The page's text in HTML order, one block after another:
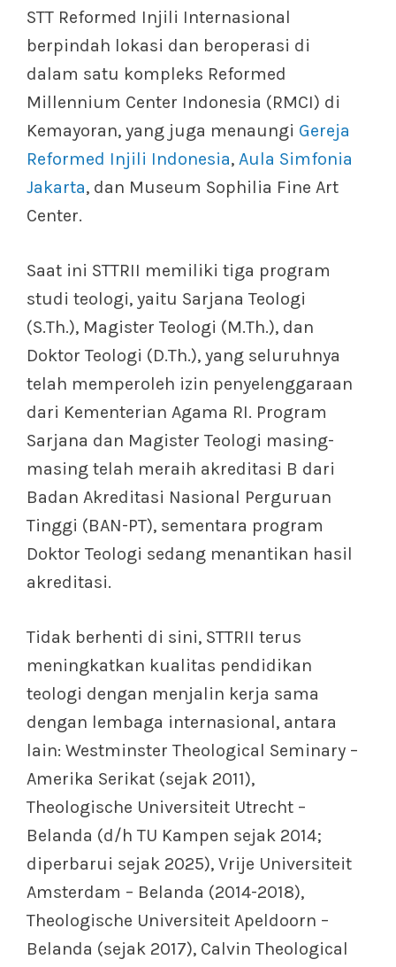
STT Reformed Injili Internasional
berpindah lokasi dan beroperasi di
dalam satu kompleks Reformed
Millennium Center Indonesia (RMCI) di
Kemayoran, yang juga menaungi Gereja
Reformed Injili Indonesia, Aula Simfonia
Jakarta, dan Museum Sophilia Fine Art
Center.
Saat ini STTRII memiliki tiga program
studi teologi, yaitu Sarjana Teologi
(S.Th.), Magister Teologi (M.Th.), dan
Doktor Teologi (D.Th.), yang seluruhnya
telah memperoleh izin penyelenggaraan
dari Kementerian Agama RI. Program
Sarjana dan Magister Teologi masing-
masing telah meraih akreditasi B dari
Badan Akreditasi Nasional Perguruan
Tinggi (BAN-PT), sementara program
Doktor Teologi sedang menantikan hasil
akreditasi.
Tidak berhenti di sini, STTRII terus
meningkatkan kualitas pendidikan
teologi dengan menjalin kerja sama
dengan lembaga internasional, antara
lain: Westminster Theological Seminary –
Amerika Serikat (sejak 2011),
Theologische Universiteit Utrecht –
Belanda (d/h TU Kampen sejak 2014;
diperbarui sejak 2025), Vrije Universiteit
Amsterdam – Belanda (2014-2018),
Theologische Universiteit Apeldoorn –
Belanda (sejak 2017), Calvin Theological